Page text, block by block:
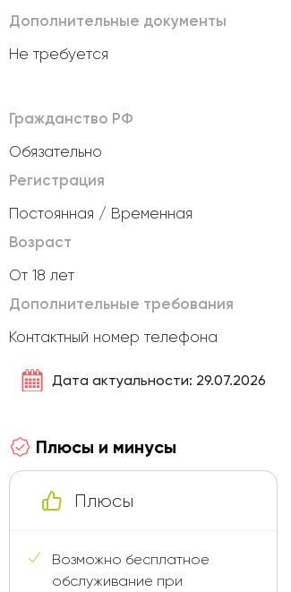
Дополнительные документы
Не требуется
Гражданство РФ
Обязательно
Регистрация
Постоянная / Временная
Возраст
От 18 лет
Дополнительные требования
Контактный номер телефона
Дата актуальности: 29.07.2026
Плюсы и минусы
Плюсы
Возможно бесплатное
обслуживание при